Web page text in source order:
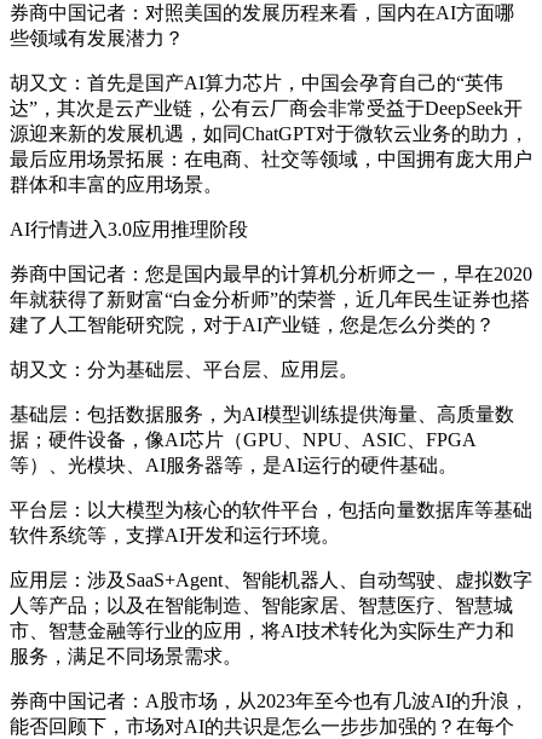
券商中国记者：对照美国的发展历程来看，国内在AI方面哪
些领域有发展潜力？
胡又文：首先是国产AI算力芯片，中国会孕育自己的“英伟
达”，其次是云产业链，公有云厂商会非常受益于DeepSeek开
源迎来新的发展机遇，如同ChatGPT对于微软云业务的助力，
最后应用场景拓展：在电商、社交等领域，中国拥有庞大用户
群体和丰富的应用场景。
AI行情进入3.0应用推理阶段
券商中国记者：您是国内最早的计算机分析师之一，早在2020
年就获得了新财富“白金分析师”的荣誉，近几年民生证券也搭
建了人工智能研究院，对于AI产业链，您是怎么分类的？
胡又文：分为基础层、平台层、应用层。
基础层：包括数据服务，为AI模型训练提供海量、高质量数
据；硬件设备，像AI芯片（GPU、NPU、ASIC、FPGA
等）、光模块、AI服务器等，是AI运行的硬件基础。
平台层：以大模型为核心的软件平台，包括向量数据库等基础
软件系统等，支撑AI开发和运行环境。
应用层：涉及SaaS+Agent、智能机器人、自动驾驶、虚拟数字
人等产品；以及在智能制造、智能家居、智慧医疗、智慧城
市、智慧金融等行业的应用，将AI技术转化为实际生产力和
服务，满足不同场景需求。
券商中国记者：A股市场，从2023年至今也有几波AI的升浪，
能否回顾下，市场对AI的共识是怎么一步步加强的？在每个